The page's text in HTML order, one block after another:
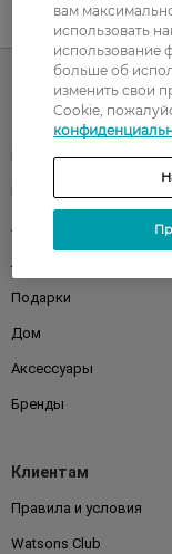
Каталог
Корейская косметика
Акции
Лицо
Подарки
Дом
Аксессуары
Бренды
Клиентам
Правила и условия
Watsons Club
вам
использовать
использование
больше об
изменить свои
Cookie,